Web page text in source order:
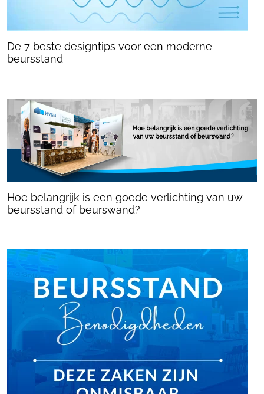
De 7 beste designtips voor een moderne
beursstand
Hoe belangrijk is een goede verlichting van uw
beursstand of beurswand?